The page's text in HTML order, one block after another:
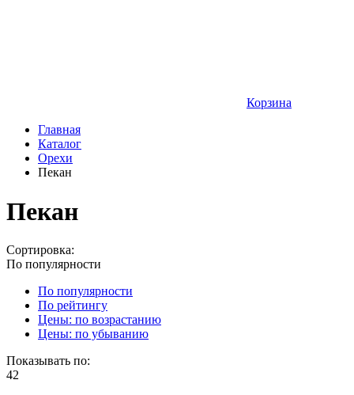
Корзина
Главная
Каталог
Орехи
Пекан
Пекан
Сортировка:
По популярности
По популярности
По рейтингу
Цены: по возрастанию
Цены: по убыванию
Показывать по:
42